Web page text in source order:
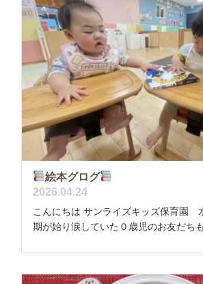
絵本グログ
2026.04.24
こんにちは サンライズキッズ保育園
期が始り涙していた０歳児のお友だち